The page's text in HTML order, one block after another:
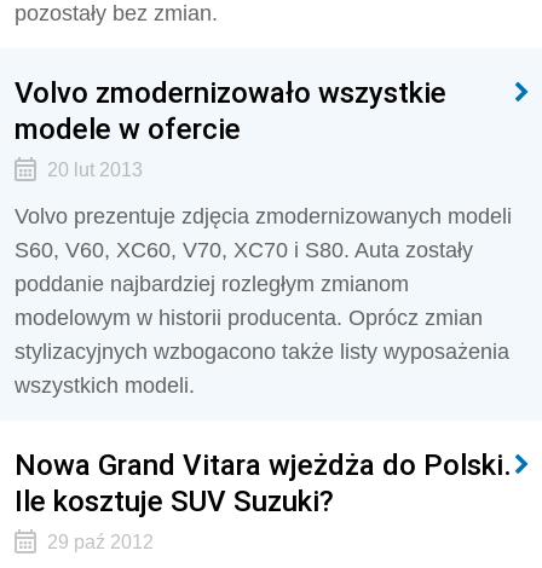
pozostały bez zmian.
Volvo zmodernizowało wszystkie
modele w ofercie
20 lut 2013
Volvo prezentuje zdjęcia zmodernizowanych modeli
S60, V60, XC60, V70, XC70 i S80. Auta zostały
poddanie najbardziej rozległym zmianom
modelowym w historii producenta. Oprócz zmian
stylizacyjnych wzbogacono także listy wyposażenia
wszystkich modeli.
Nowa Grand Vitara wjeżdża do Polski.
Ile kosztuje SUV Suzuki?
29 paź 2012